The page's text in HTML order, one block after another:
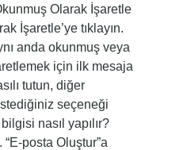
Olarak İşaretle
İşaretle’ye tıklayın.
anda okunmuş veya
için ilk mesaja
tutun, diğer
seçeneği
nasıl yapılır?
posta Oluştur”a